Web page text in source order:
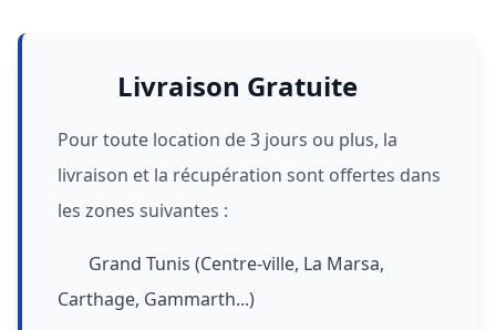
Livraison Gratuite
Pour toute location de 3 jours ou plus, la
livraison et la récupération sont offertes dans
les zones suivantes :
Grand Tunis (Centre-ville, La Marsa,
Carthage, Gammarth...)